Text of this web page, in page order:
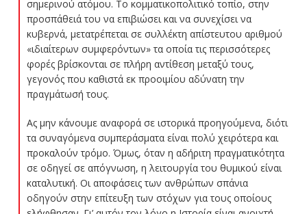
σημερινού ατόμου. Το κομματικοπολιτικό τοπίο, στην
προσπάθειά του να επιβιώσει και να συνεχίσει να
κυβερνά, μετατρέπεται σε συλλέκτη απίστευτου αριθμού
«ιδιαίτερων συμφερόντων» τα οποία τις περισσότερες
φορές βρίσκονται σε πλήρη αντίθεση μεταξύ τους,
γεγονός που καθιστά εκ προοιμίου αδύνατη την
πραγμάτωσή τους.
Ας μην κάνουμε αναφορά σε ιστορικά προηγούμενα, διότι
τα συναγόμενα συμπεράσματα είναι πολύ χειρότερα και
προκαλούν τρόμο. Όμως, όταν η αδήριτη πραγματικότητα
σε οδηγεί σε απόγνωση, η λειτουργία του θυμικού είναι
καταλυτική. Οι αποφάσεις των ανθρώπων σπάνια
οδηγούν στην επίτευξη των στόχων για τους οποίους